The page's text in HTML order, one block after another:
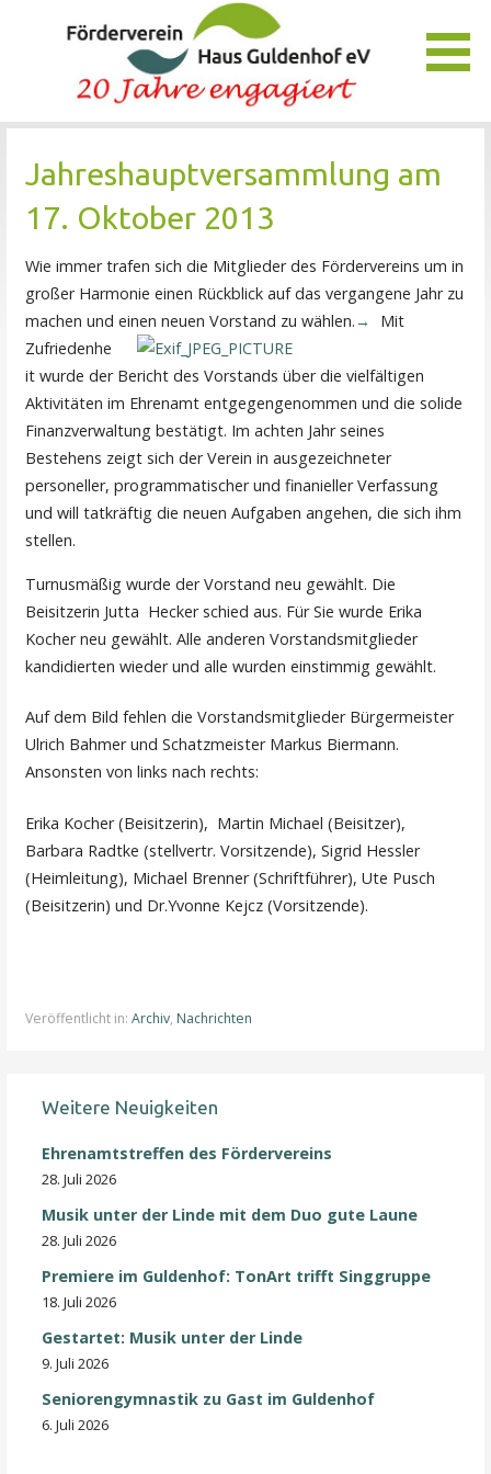
Unser Verein bietet Interessierten viele Möglichkeiten, das
Pflegezentrum Haus Guldenhof zu unterstützen und zu
fördern.
Jahreshauptversammlung am
17. Oktober 2013
Wie immer trafen sich die Mitglieder des Fördervereins um in
großer Harmonie einen Rückblick auf das vergangene Jahr zu
machen und einen neuen Vorstand zu wählen.
Mit
Zufriedenhe
it wurde der Bericht des Vorstands über die vielfältigen
Aktivitäten im Ehrenamt entgegengenommen und die solide
Finanzverwaltung bestätigt. Im achten Jahr seines
Bestehens zeigt sich der Verein in ausgezeichneter
personeller, programmatischer und finanieller Verfassung
und will tatkräftig die neuen Aufgaben angehen, die sich ihm
stellen.
Turnusmäßig wurde der Vorstand neu gewählt. Die
Beisitzerin Jutta Hecker schied aus. Für Sie wurde Erika
Kocher neu gewählt. Alle anderen Vorstandsmitglieder
kandidierten wieder und alle wurden einstimmig gewählt.
Auf dem Bild fehlen die Vorstandsmitglieder Bürgermeister
Ulrich Bahmer und Schatzmeister Markus Biermann.
Ansonsten von links nach rechts:
Erika Kocher (Beisitzerin), Martin Michael (Beisitzer),
Barbara Radtke (stellvertr. Vorsitzende), Sigrid Hessler
(Heimleitung), Michael Brenner (Schriftführer), Ute Pusch
(Beisitzerin) und Dr.Yvonne Kejcz (Vorsitzende).
Veröffentlicht in:Archiv, Nachrichten
Weitere Neuigkeiten
Ehrenamtstreffen des Fördervereins
28. Juli 2026
Musik unter der Linde mit dem Duo gute Laune
28. Juli 2026
Premiere im Guldenhof: TonArt trifft Singgruppe
18. Juli 2026
Gestartet: Musik unter der Linde
9. Juli 2026
Seniorengymnastik zu Gast im Guldenhof
6. Juli 2026